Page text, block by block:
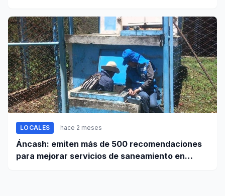
LOCALES hace 2 meses
Áncash: emiten más de 500 recomendaciones
para mejorar servicios de saneamiento en